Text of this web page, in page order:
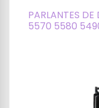
PARLANTES
5570 5580